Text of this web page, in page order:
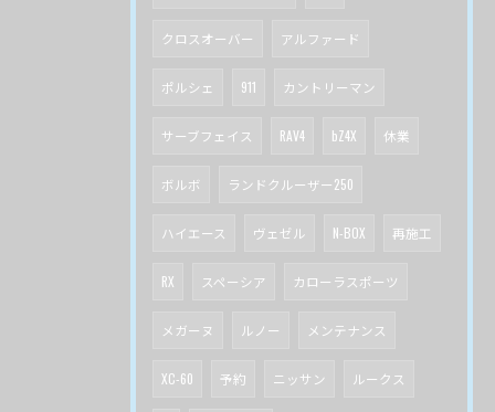
クロスオーバー アルファード
ポルシェ 911 カントリーマン
サーブフェイス RAV4 bZ4X 休業
ボルボ ランドクルーザー250
ハイエース ヴェゼル N-BOX 再施工
RX スペーシア カローラスポーツ
メガーヌ ルノー メンテナンス
XC-60 予約 ニッサン ルークス